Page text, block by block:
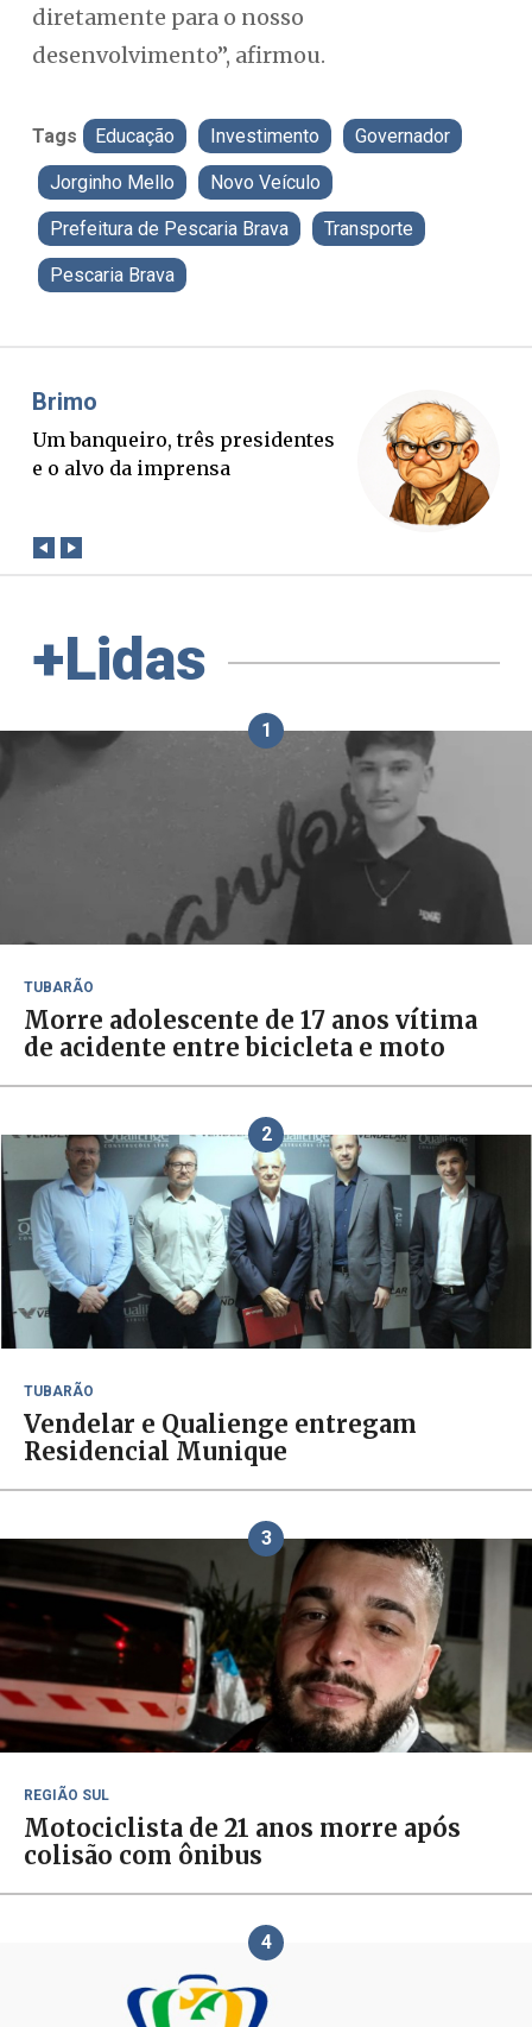
diretamente para o nosso
desenvolvimento”, afirmou.
Tags Educação Investimento Governador
Jorginho Mello Novo Veículo
Prefeitura de Pescaria Brava Transporte
Pescaria Brava
Misael Elias
O Boato corre mais rápido que a
verdade. Mas quem paga a
+Lidas
1
TUBARÃO
Morre adolescente de 17 anos vítima
de acidente entre bicicleta e moto
2
TUBARÃO
Vendelar e Qualienge entregam
Residencial Munique
3
REGIÃO SUL
Motociclista de 21 anos morre após
colisão com ônibus
4